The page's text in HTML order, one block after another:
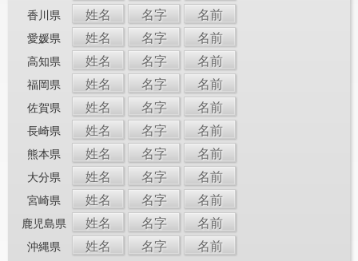
香川県 姓名 名字 名前
愛媛県 姓名 名字 名前
高知県 姓名 名字 名前
福岡県 姓名 名字 名前
佐賀県 姓名 名字 名前
長崎県 姓名 名字 名前
熊本県 姓名 名字 名前
大分県 姓名 名字 名前
宮崎県 姓名 名字 名前
鹿児島県 姓名 名字 名前
沖縄県 姓名 名字 名前